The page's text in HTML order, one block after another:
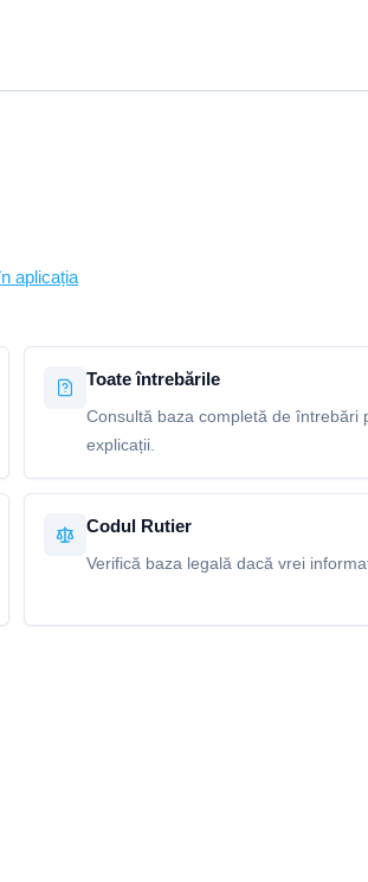
aplicația
Toate întrebările
Consultă baza completă de întrebări
explicații.
Codul Rutier
Verifică baza legală dacă vrei